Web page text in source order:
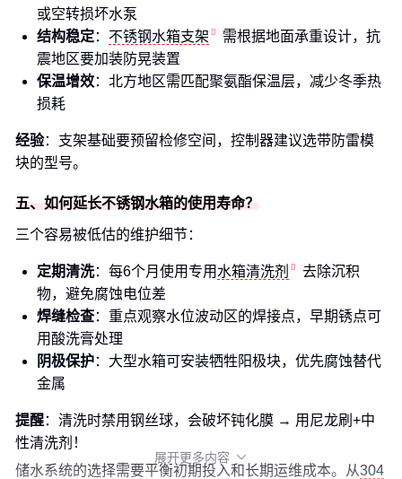
或空转损坏水泵
结构稳定： 不锈钢水箱支架
需根据地面承重设计，抗
震地区要加装防晃装置
保温增效：北方地区需匹配聚氨酯保温层，减少冬季热
损耗
经验：支架基础要预留检修空间，控制器建议选带防雷模
块的型号。
五、如何延长不锈钢水箱的使用寿命？
三个容易被低估的维护细节：
定期清洗：每6个月使用专用 水箱清洗剂
去除沉积
物，避免腐蚀电位差
焊缝检查：重点观察水位波动区的焊接点，早期锈点可
用酸洗膏处理
阴极保护：大型水箱可安装牺牲阳极块，优先腐蚀替代
金属
提醒：清洗时禁用钢丝球，会破坏钝化膜 → 用尼龙刷+中
性清洗剂！
储水系统的选择需要平衡初期投入和长期运维成本。从304
展开更多内容 